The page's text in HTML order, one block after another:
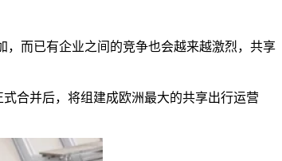
而已有企业之间的竞争也会越来越激烈，共享
合并后，将组建成欧洲最大的共享出行运营